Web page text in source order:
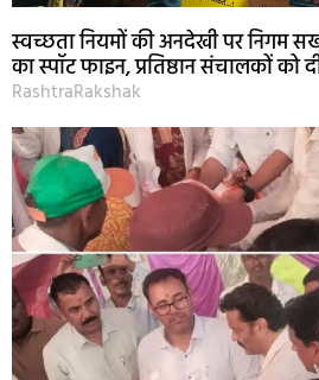
स्वच्छता नियमों की अनदेखी पर निगम
का स्पॉट फाइन, प्रतिष्ठान संचालकों को
RashtraRakshak